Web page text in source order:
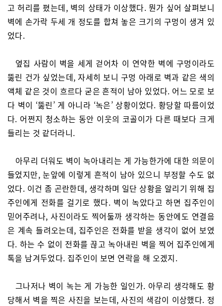
고 허리를 폈는데, 벽의 상태가 이상했다. 뭔가 싶어 살펴보니
벽에 손가락 두세 개 정도를 합쳐 놓은 크기의 구멍이 생겨 있
었다.
옆집 사람이 벽을 세게 걷어차 이 연약한 벽에 구멍이라도
뚫린 건가 싶었는데, 자세히 보니 구멍 아래로 벽과 같은 색의
액체 같은 것이 흐르다 굳은 흔적이 남아 있었다. 어느 모로 보
다 벽이 ‘뚫린’ 게 아니라 ‘녹은’ 상황이었다. 황당할 따름이었
다. 어쩐지 청소하는 동안 이웃의 코골이가 다른 때보다 크게
들리는 것 같더라니.
아무리 더워도 벽이 녹아내리는 게 가능한가에 대한 의문이
들었지만, 눈앞에 이렇게 흔적이 남아 있으니 부정할 수도 없
었다. 이건 좀 곤란한데, 생각하며 일단 상황을 알리기 위해 집
주인에게 전화를 걸기로 했다. 벽이 녹았다고 하면 집주인이
믿어주려나, 사진이라도 찍어둘까 생각하는 동안에도 연결음
은 계속 들려오는데, 집주인은 전화를 받을 생각이 없어 보였
다. 하는 수 없이 전화를 끊고 녹아내린 벽을 찍어 집주인에게
톡을 남겨두었다. 집주인이 보면 연락을 해 오겠지.
그나저나 벽이 녹는 게 가능한 일인가. 아무리 생각해도 황
당해서 벽을 찍은 사진을 보는데, 사진의 색감이 이상했다. 정